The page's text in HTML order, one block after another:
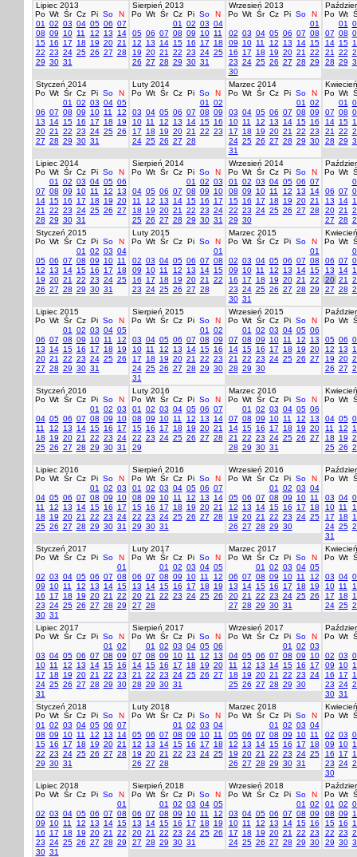
Lipiec 2013
Po Wt Śr Cz Pi So
N
01
02 03 04 05 06 07
08 09 10 11 12 13
14
15 16 17 18 19 20 21
22 23 24 25 26 27 28
29 30 31
Sierpień 2013
Po Wt Śr Cz Pi So
N
01
02 03 04
05 06 07 08 09 10 11
12
13 14 15 16 17
18
19 20 21 22 23 24 25
26 27 28 29 30 31
Wrzesień 2013
Po Wt Śr Cz Pi So
N
01
02 03 04 05 06 07 08
09
10 11 12 13 14 15
16
17 18 19 20 21
22
23 24 25 26 27 28 29
30
Po Wt
01
07 08
14 15
21
22
28 29
Styczeń 2014
Po Wt Śr Cz Pi So
N
01
02 03 04 05
06 07 08 09 10 11
12
13
14 15 16 17 18
19
20 21 22 23 24 25 26
27 28 29 30 31
Luty 2014
Po Wt Śr Cz Pi So
N
01
02
03 04 05 06 07 08 09
10 11 12 13 14 15 16
17
18 19 20 21 22 23
24 25 26 27 28
Marzec 2014
Po Wt Śr Cz Pi So
N
01
02
03 04 05 06 07 08 09
10 11 12 13 14 15 16
17
18 19 20 21 22 23
24 25 26 27 28 29 30
31
Po Wt
01
07 08
14 15
21
22
28 29
Lipiec 2014
Po Wt Śr Cz Pi So
N
01
02 03 04 05 06
07 08 09 10 11 12
13
14 15 16 17 18 19 20
21
22 23 24 25 26 27
28 29 30 31
Sierpień 2014
Po Wt Śr Cz Pi So
N
01
02 03
04 05 06 07 08 09
10
11
12 13 14 15 16
17
18
19 20 21 22 23 24
25 26 27 28 29 30 31
Wrzesień 2014
Po Wt Śr Cz Pi So
N
01
02 03 04 05 06 07
08 09 10 11 12 13
14
15 16 17 18 19 20 21
22 23 24 25 26 27 28
29 30
Po Wt
06 07
13
14
20 21
27 28
Styczeń 2015
Po Wt Śr Cz Pi So
N
01
02 03 04
05 06 07 08 09 10 11
12
13 14 15 16 17
18
19 20 21 22 23 24 25
26 27 28 29 30 31
Luty 2015
Po Wt Śr Cz Pi So
N
01
02 03 04 05 06 07 08
09
10 11 12 13 14 15
16
17 18 19 20 21
22
23 24 25 26 27 28
Marzec 2015
Po Wt Śr Cz Pi So
N
01
02 03 04 05 06 07 08
09
10 11 12 13 14 15
16
17 18 19 20 21
22
23 24 25 26 27 28 29
30 31
Po Wt
06 07
13
14
20 21
27 28
Lipiec 2015
Po Wt Śr Cz Pi So
N
01
02 03 04 05
06 07 08 09 10 11
12
13
14 15 16 17 18
19
20 21 22 23 24 25 26
27 28 29 30 31
Sierpień 2015
Po Wt Śr Cz Pi So
N
01
02
03 04 05 06 07 08 09
10 11 12 13 14 15 16
17
18 19 20 21 22 23
24 25 26 27 28 29 30
31
Wrzesień 2015
Po Wt Śr Cz Pi So
N
01
02 03 04 05 06
07 08 09 10 11 12
13
14 15 16 17 18 19 20
21
22 23 24 25 26 27
28 29 30
Po Wt
05 06
12
13
19 20
26 27
Styczeń 2016
Po Wt Śr Cz Pi So
N
01
02 03
04 05 06 07 08 09
10
11
12 13 14 15 16
17
18
19 20 21 22 23 24
25 26 27 28 29 30 31
Luty 2016
Po Wt Śr Cz Pi So
N
01
02 03 04 05 06 07
08 09 10 11 12 13
14
15 16 17 18 19 20 21
22 23 24 25 26 27 28
29
Marzec 2016
Po Wt Śr Cz Pi So
N
01
02 03 04 05 06
07 08 09 10 11 12
13
14 15 16 17 18 19 20
21
22 23 24 25 26 27
28 29 30 31
Po Wt
04 05
11
12
18
19
25 26
Lipiec 2016
Po Wt Śr Cz Pi So
N
01
02 03
04 05 06 07 08 09
10
11
12 13 14 15 16
17
18
19 20 21 22 23 24
25 26 27 28 29 30 31
Sierpień 2016
Po Wt Śr Cz Pi So
N
01
02 03 04 05 06 07
08 09 10 11 12 13
14
15 16 17 18 19 20 21
22 23 24 25 26 27 28
29 30 31
Wrzesień 2016
Po Wt Śr Cz Pi So
N
01
02 03 04
05 06 07 08 09 10 11
12
13 14 15 16 17
18
19 20 21 22 23 24 25
26 27 28 29 30
Po Wt
03 04
10 11
17
18
24 25
31
Styczeń 2017
Po Wt Śr Cz Pi So
N
01
02 03 04 05 06 07 08
09
10 11 12 13 14 15
16
17 18 19 20 21
22
23 24 25 26 27 28 29
30 31
Luty 2017
Po Wt Śr Cz Pi So
N
01
02 03 04 05
06 07 08 09 10 11
12
13
14 15 16 17 18
19
20 21 22 23 24 25 26
27 28
Marzec 2017
Po Wt Śr Cz Pi So
N
01
02 03 04 05
06 07 08 09 10 11
12
13
14 15 16 17 18
19
20 21 22 23 24 25 26
27 28 29 30 31
Po Wt
03 04
10 11
17
18
24 25
Lipiec 2017
Po Wt Śr Cz Pi So
N
01
02
03 04 05 06 07 08 09
10 11 12 13 14 15 16
17
18 19 20 21 22 23
24 25 26 27 28 29 30
31
Sierpień 2017
Po Wt Śr Cz Pi So
N
01
02 03 04 05 06
07 08 09 10 11 12
13
14 15 16 17 18 19 20
21
22 23 24 25 26 27
28 29 30 31
Wrzesień 2017
Po Wt Śr Cz Pi So
N
01
02 03
04 05 06 07 08 09
10
11
12 13 14 15 16
17
18
19 20 21 22 23 24
25 26 27 28 29 30
Po Wt
02 03
09
10
16
17
23 24
30 31
Styczeń 2018
Po Wt Śr Cz Pi So
N
01
02 03 04 05 06 07
08 09 10 11 12 13
14
15 16 17 18 19 20 21
22 23 24 25 26 27 28
29 30 31
Luty 2018
Po Wt Śr Cz Pi So
N
01
02 03 04
05 06 07 08 09 10 11
12
13 14 15 16 17
18
19 20 21 22 23 24 25
26 27 28
Marzec 2018
Po Wt Śr Cz Pi So
N
01
02 03 04
05 06 07 08 09 10 11
12
13 14 15 16 17
18
19 20 21 22 23 24 25
26 27 28 29 30 31
Po Wt
02 03
09
10
16
17
23 24
30
Lipiec 2018
Po Wt Śr Cz Pi So
N
01
02 03 04 05 06 07 08
09
10 11 12 13 14 15
16
17 18 19 20 21
22
23 24 25 26 27 28 29
30 31
Sierpień 2018
Po Wt Śr Cz Pi So
N
01
02 03 04 05
06 07 08 09 10 11
12
13
14 15 16 17 18
19
20 21 22 23 24 25 26
27 28 29 30 31
Wrzesień 2018
Po Wt Śr Cz Pi So
N
01
02
03 04 05 06 07 08 09
10 11 12 13 14 15 16
17
18 19 20 21 22 23
24 25 26 27 28 29 30
Po Wt
01
02
08 09
15 16
22 23
29 30